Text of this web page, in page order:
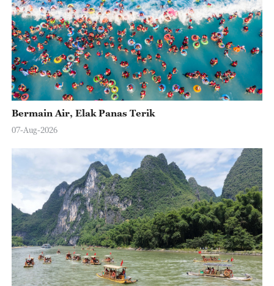
Bermain Air, Elak Panas Terik
07-Aug-2026